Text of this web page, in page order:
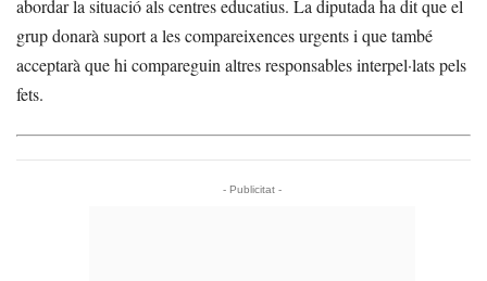
abordar la situació als centres educatius. La diputada ha dit que el
grup donarà suport a les compareixences urgents i que també
acceptarà que hi compareguin altres responsables interpel·lats pels
fets.
- Publicitat -